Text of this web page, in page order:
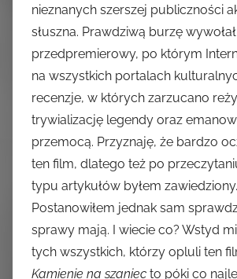
nieznanych szerszej publiczności
słuszna. Prawdziwą burzę
przedpremierowy, po którym
na wszystkich portalach
recenzje, w których zarzucano
trywializację legendy oraz
przemocą. Przyznaję, że bardzo
ten film, dlatego też po
typu artykułów byłem zawiedziony.
Postanowiłem jednak sam
sprawy mają. I wiecie co? Wstyd
tych wszystkich, którzy opluli ten
Kamienie na szaniec to póki co